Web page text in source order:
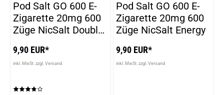
Pod Salt GO 600 E-
Zigarette 20mg 600
Züge NicSalt Double
9,90 EUR*
inkl. MwSt. zzgl. Versand
Pod Salt GO 600 E-
Zigarette 20mg 600
Züge NicSalt Energy
9,90 EUR*
inkl. MwSt. zzgl. Versand